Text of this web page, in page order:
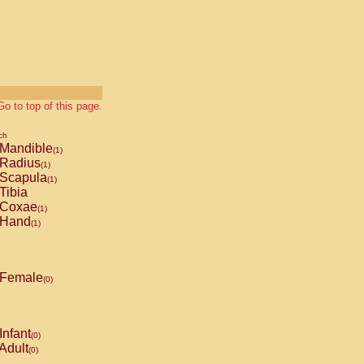
to top of this page.
Mandible(1)
Radius(1)
Scapula(1)
Tibia
Coxae(1)
Hand(1)
Female(0)
Infant(0)
(0)